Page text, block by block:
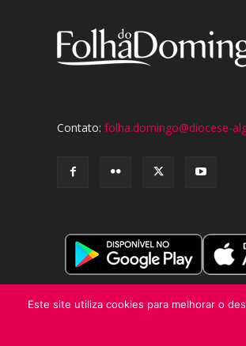
Contato: folha.domingo@diocese-
Este site utiliza cookies para melhorar o